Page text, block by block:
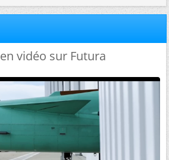
vidéo sur Futura